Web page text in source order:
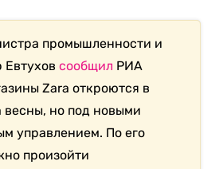
промышленности и
Евтуховсообщил РИА
Zara откроются в
весны, но под новыми
управлением. По его
произойти